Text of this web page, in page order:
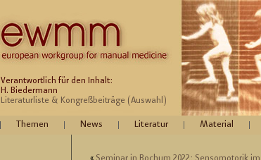
Verantwortlich für den Inhalt:
H. Biedermann
Literaturliste & Kongreßbeiträge (Auswahl)
Themen News Literatur Material